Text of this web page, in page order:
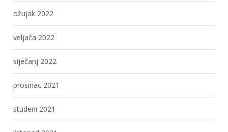
ožujak 2022
veljača 2022
siječanj 2022
prosinac 2021
studeni 2021